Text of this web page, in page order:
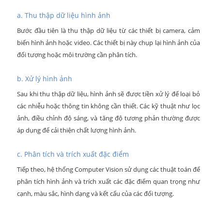
a. Thu thập dữ liệu hình ảnh
Bước đầu tiên là thu thập dữ liệu từ các thiết bị camera, cảm
biến hình ảnh hoặc video. Các thiết bị này chụp lại hình ảnh của
đối tượng hoặc môi trường cần phân tích.
b. Xử lý hình ảnh
Sau khi thu thập dữ liệu, hình ảnh sẽ được tiền xử lý để loại bỏ
các nhiễu hoặc thông tin không cần thiết. Các kỹ thuật như lọc
ảnh, điều chỉnh độ sáng, và tăng độ tương phản thường được
áp dụng để cải thiện chất lượng hình ảnh.
c. Phân tích và trích xuất đặc điểm
Tiếp theo, hệ thống Computer Vision sử dụng các thuật toán để
phân tích hình ảnh và trích xuất các đặc điểm quan trọng như
cạnh, màu sắc, hình dạng và kết cấu của các đối tượng.